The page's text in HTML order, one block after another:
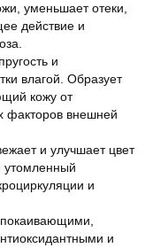
уменьшает отеки,
действие и
и
влагой. Образует
кожу от
факторов внешней
и улучшает цвет
утомленный
и
и